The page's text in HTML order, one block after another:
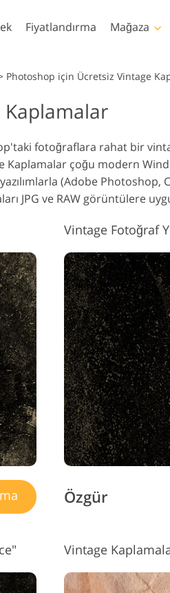
Hizmetleri
İmaj Manipülasyon
Hizmetleri
AI Eğitim Verileri
Fiyatlandırma Mağaza
Templates
Şablonlar
Sevgililer Günü Kartları
Düğün davetiyeleri
Çocukların doğum günü
davetiyesi
Photoshop için Ücretsiz Vintage
Kaplamalar
fotoğraflara rahat bir
Kaplamalar çoğu modern
(Adobe Photoshop,
JPG ve RAW görüntülere
Vintage Fotoğraf
Özgür
Vintage